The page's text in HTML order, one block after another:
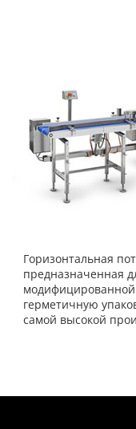
Горизонтальная
предназначенная
герметичную
самой высокой